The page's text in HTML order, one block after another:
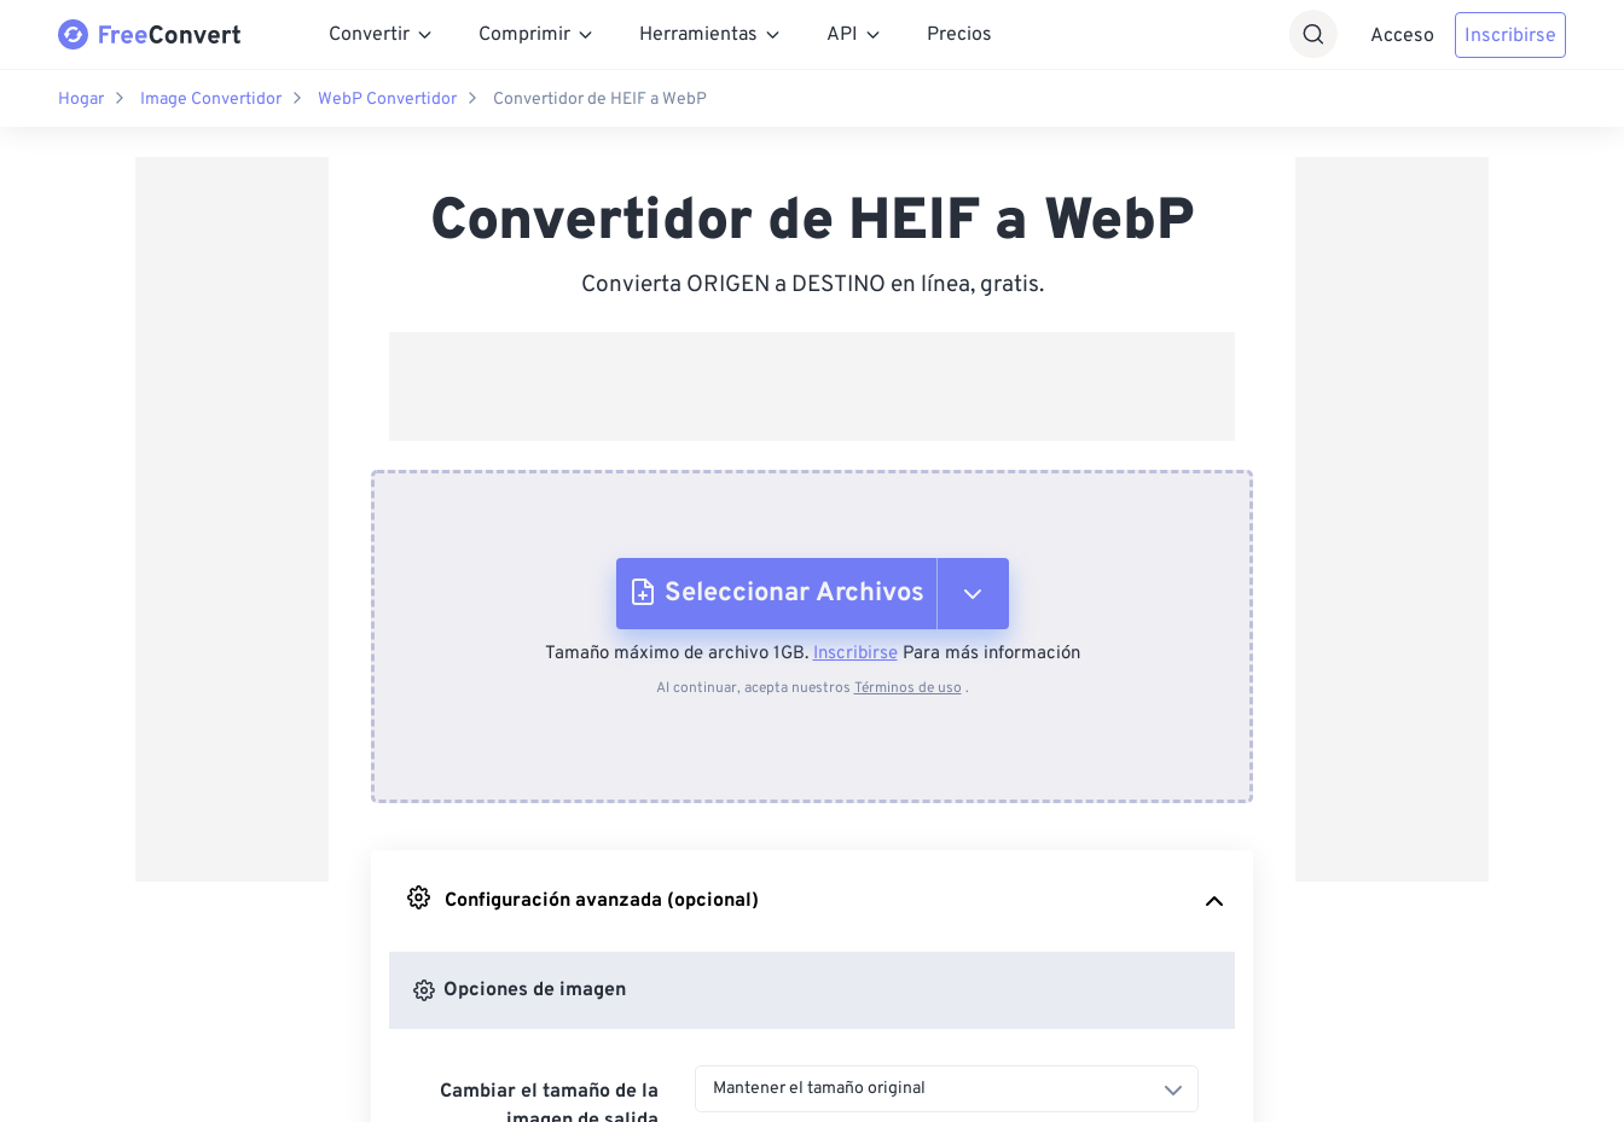
Convertir Comprimir Herramientas API Precios Acceso Inscribirse
Hogar Image Convertidor WebP Convertidor Convertidor de HEIF a WebP
Convertidor de HEIF a WebP
Convierta ORIGEN a DESTINO en línea, gratis.
Seleccionar Archivos
Desde el dispositivo
Tamaño máximo de archivo 1GB.InscribirsePara más información
Al continuar, acepta nuestros Términos de uso .
Configuración avanzada (opcional)
Opciones de imagen
Cambiar el tamaño de la
Mantener el tamaño original